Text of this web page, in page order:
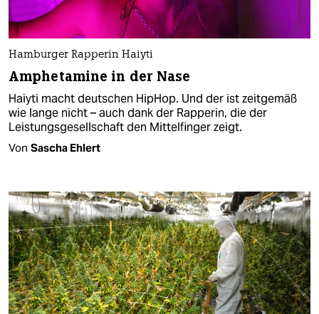
Hamburger Rapperin Haiyti
Amphetamine in der Nase
Haiyti macht deutschen HipHop. Und der ist zeitgemäß
wie lange nicht – auch dank der Rapperin, die der
Leistungsgesellschaft den Mittelfinger zeigt.
Von Sascha Ehlert